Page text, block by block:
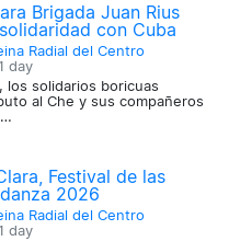
Brigada Juan Rius
con Cuba
Radial del Centro
1 day
los solidarios boricuas
al Che y sus compañeros
Festival de las
2026
Radial del Centro
1 day